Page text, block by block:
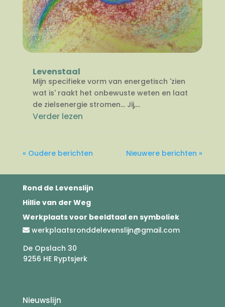
Levenstaal
Mijn specifieke vorm van energetisch 'zien
wat is' raakt het onbewuste weten en laat
de zielsenergie stromen... Jij,...
Verder lezen
« Oudere berichten Nieuwere berichten »
Rond de Levenslijn
Hillie van der Weg
Werkplaats voor beeldtaal en symboliek
werkplaatsronddelevenslijn@gmail.com
De Opslach 30
9256 HE Ryptsjerk
Nieuwslijn